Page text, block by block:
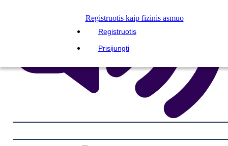
Registruotis kaip fizinis asmuo
Registruotis
Prisijungti